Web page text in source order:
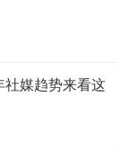
社媒趋势来看这